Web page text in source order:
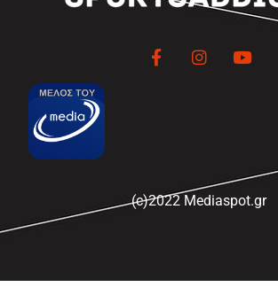
(c)2022 Mediaspot.gr